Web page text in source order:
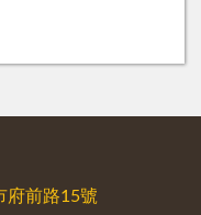
府前路15號